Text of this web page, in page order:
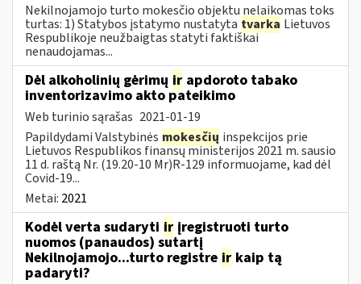
Nekilnojamojo turto mokesčio objektu nelaikomas toks
turtas: 1) Statybos įstatymo nustatyta tvarka Lietuvos
Respublikoje neužbaigtas statyti faktiškai
nenaudojamas...
Dėl alkoholinių gėrimų ir apdoroto tabako
inventorizavimo akto pateikimo
Web turinio sąrašas 2021-01-19
Papildydami Valstybinės mokesčių inspekcijos prie
Lietuvos Respublikos finansų ministerijos 2021 m. sausio
11 d. raštą Nr. (19.20-10 Mr)R-129 informuojame, kad dėl
Covid-19...
Metai: 2021
Kodėl verta sudaryti ir įregistruoti turto
nuomos (panaudos) sutartį
Nekilnojamojo...turto registre ir kaip tą
padaryti?